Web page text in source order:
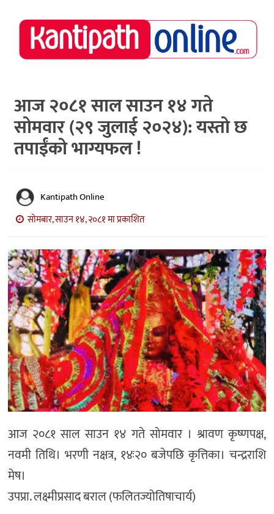
राष्ट्रिय
समाचार
नेपाल
अर्थ/
पर्यटन
स्वास्थ्य
खेलकुद
विचार
अन्तर्राष्ट्रिय/
प्रवास
भिडियो
राशिफल
English
आज २०८१ साल साउन १४ गते
सोमवार (२९ जुलाई २०२४): यस्तो छ
तपाईंको भाग्यफल !
Kantipath Online
सोमबार, साउन १४, २०८१ मा प्रकाशित
आज २०८१ साल साउन १४ गते सोमवार । श्रावण कृष्णपक्ष,
नवमी तिथि। भरणी नक्षत्र, १४ः२० बजेपछि कृत्तिका। चन्द्रराशि
मेष।
उपप्रा. लक्ष्मीप्रसाद बराल (फलितज्योतिषाचार्य)